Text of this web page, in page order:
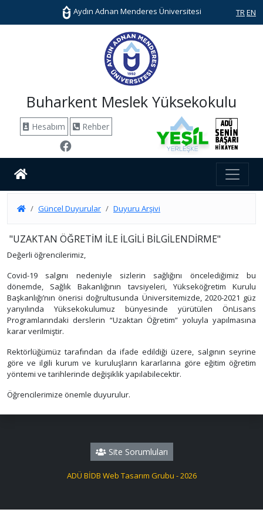
Aydın Adnan Menderes Üniversitesi TR EN
Buharkent Meslek Yüksekokulu
Hesabım Rehber
Güncel Duyurular Duyuru Arşivi
"UZAKTAN ÖĞRETİM İLE İLGİLİ BİLGİLENDİRME"
Değerli öğrencilerimiz,
Covid-19 salgını nedeniyle sizlerin sağlığını öncelediğimiz bu
dönemde, Sağlık Bakanlığının tavsiyeleri, Yükseköğretim Kurulu
Başkanlığı’nın önerisi doğrultusunda Üniversitemizde, 2020-2021 güz
yarıyılında Yüksekokulumuz bünyesinde yürütülen ÖnLisans
Programlarındaki derslerin “Uzaktan Öğretim” yoluyla yapılmasına
karar verilmiştir.
Rektörlüğümüz tarafından da ifade edildiği üzere, salgının seyrine
göre ve ilgili kurum ve kuruluşların kararlarına göre eğitim öğretim
yöntemi ve tarihlerinde değişiklik yapılabilecektir.
Öğrencilerimize önemle duyurulur.
Site Sorumluları
ADÜ BİDB Web Tasarım Grubu - 2026